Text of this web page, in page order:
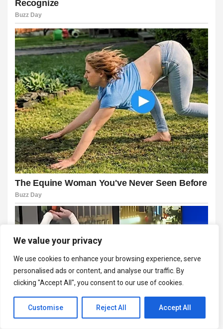
We value your privacy
We use cookies to enhance your browsing experience, serve
personalised ads or content, and analyse our traffic. By
clicking "Accept All", you consent to our use of cookies.
Customise Reject All Accept All